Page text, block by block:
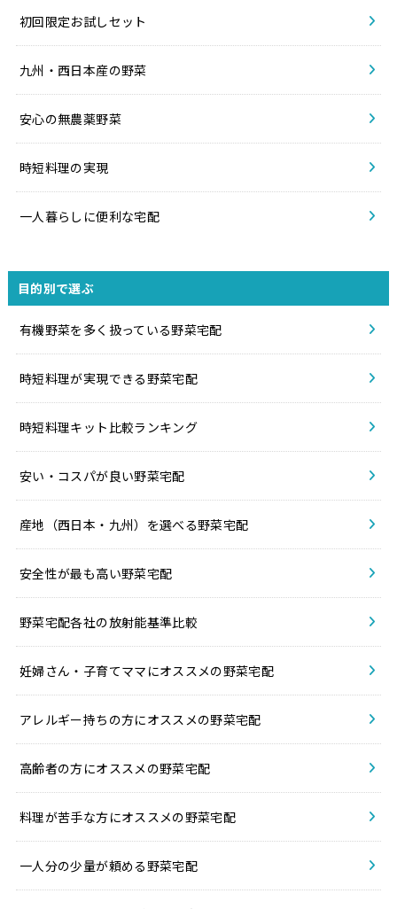
初回限定お試しセット
九州・西日本産の野菜
安心の無農薬野菜
時短料理の実現
一人暮らしに便利な宅配
目的別で選ぶ
有機野菜を多く扱っている野菜宅配
時短料理が実現できる野菜宅配
時短料理キット比較ランキング
安い・コスパが良い野菜宅配
産地（西日本・九州）を選べる野菜宅配
安全性が最も高い野菜宅配
野菜宅配各社の放射能基準比較
妊婦さん・子育てママにオススメの野菜宅配
アレルギー持ちの方にオススメの野菜宅配
高齢者の方にオススメの野菜宅配
料理が苦手な方にオススメの野菜宅配
一人分の少量が頼める野菜宅配